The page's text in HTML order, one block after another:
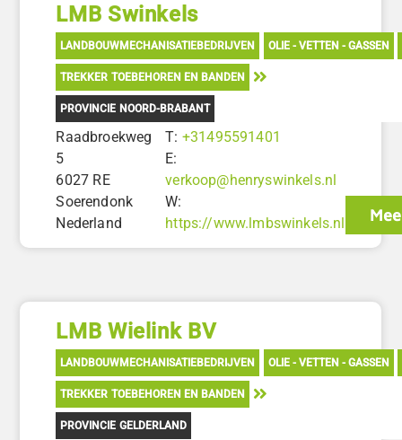
LMB Swinkels
LANDBOUWMECHANISATIEBEDRIJVEN OLIE - VETTEN - GASSEN
TREKKER TOEBEHOREN EN BANDEN
PROVINCIE NOORD-BRABANT
Raadbroekweg
5
6027 RE
Soerendonk
Nederland
T: +31495591401
E:
verkoop@henryswinkels.nl
W:
https://www.lmbswinkels.nl
LMB Wielink BV
LANDBOUWMECHANISATIEBEDRIJVEN OLIE - VETTEN - GASSEN
TREKKER TOEBEHOREN EN BANDEN
PROVINCIE GELDERLAND